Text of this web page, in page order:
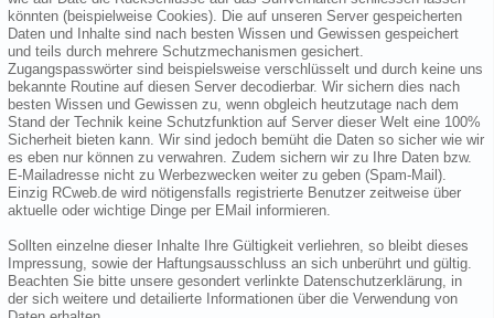
könnten (beispielweise Cookies). Die auf unseren Server gespeicherten
Daten und Inhalte sind nach besten Wissen und Gewissen gespeichert
und teils durch mehrere Schutzmechanismen gesichert.
Zugangspasswörter sind beispielsweise verschlüsselt und durch keine uns
bekannte Routine auf diesen Server decodierbar. Wir sichern dies nach
besten Wissen und Gewissen zu, wenn obgleich heutzutage nach dem
Stand der Technik keine Schutzfunktion auf Server dieser Welt eine 100%
Sicherheit bieten kann. Wir sind jedoch bemüht die Daten so sicher wie wir
es eben nur können zu verwahren. Zudem sichern wir zu Ihre Daten bzw.
E-Mailadresse nicht zu Werbezwecken weiter zu geben (Spam-Mail).
Einzig RCweb.de wird nötigensfalls registrierte Benutzer zeitweise über
aktuelle oder wichtige Dinge per EMail informieren.
Sollten einzelne dieser Inhalte Ihre Gültigkeit verliehren, so bleibt dieses
Impressung, sowie der Haftungsausschluss an sich unberührt und gültig.
Beachten Sie bitte unsere gesondert verlinkte Datenschutzerklärung, in
der sich weitere und detailierte Informationen über die Verwendung von